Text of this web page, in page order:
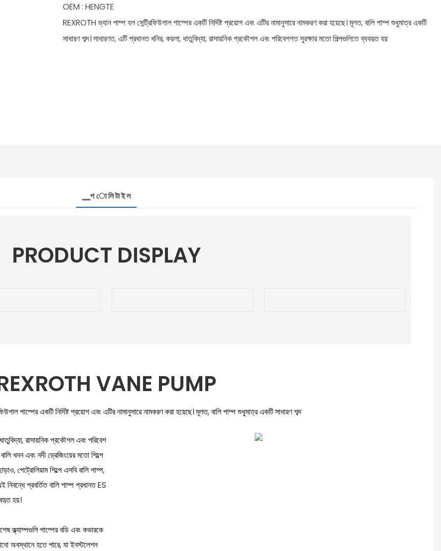
OEM : HENGTE
REXROTH ভ্যান পাম্প হল সেন্ট্রিফিউগাল পাম্পের একটি নির্দিষ্ট প্রয়োগ এবং এটির নামানুসারে নামকরণ করা হয়েছে। মূলত, বালি পাম্প শুধুমাত্র একটি
সাধারণ শব্দ। সাধারণত, এটি প্রধানত খনির, কয়লা, ধাতুবিদ্যা, রাসায়নিক প্রকৌশল এবং পরিবেশগত সুরক্ষার মতো শিল্পগুলিতে ব্যবহৃত হয়
▁প ো লি টা ই ল
PRODUCT DISPLAY
VANE PUMP
পাম্পের একটি নির্দিষ্ট প্রয়োগ এবং এটির নামানুসারে নামকরণ করা হয়েছে। মূলত, বালি পাম্প শুধুমাত্র একটি সাধারণ শব্দ
রাসায়নিক প্রকৌশল এবং পরিবেশ
খনন এবং নদী ড্রেজিংয়ের মতো শিল্পে
পেট্রোলিয়াম শিল্পে এসবি বালি পাম্প,
নিবন্ধে প্রবর্তিত বালি পাম্প প্রধানত ES
হয়।
ক্ল্যাম্পগুলি পাম্পের বডি এবং কভারকে
অবস্থানে হতে পারে, যা ইনস্টলেশন